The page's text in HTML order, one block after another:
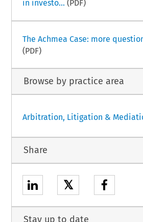
in investo... (PDF)
The Achmea Case: more
(PDF)
Browse by practice area
Arbitration, Litigation &
Share
𝕏
Stay up to date